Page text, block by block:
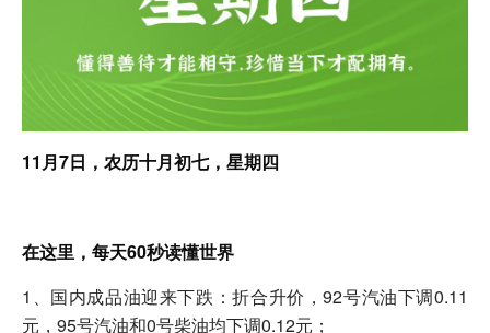
11月7日，农历十月初七，星期四
在这里，每天60秒读懂世界​
1、国内成品油迎来下跌：折合升价，92号汽油下调0.11
元，95号汽油和0号柴油均下调0.12元；